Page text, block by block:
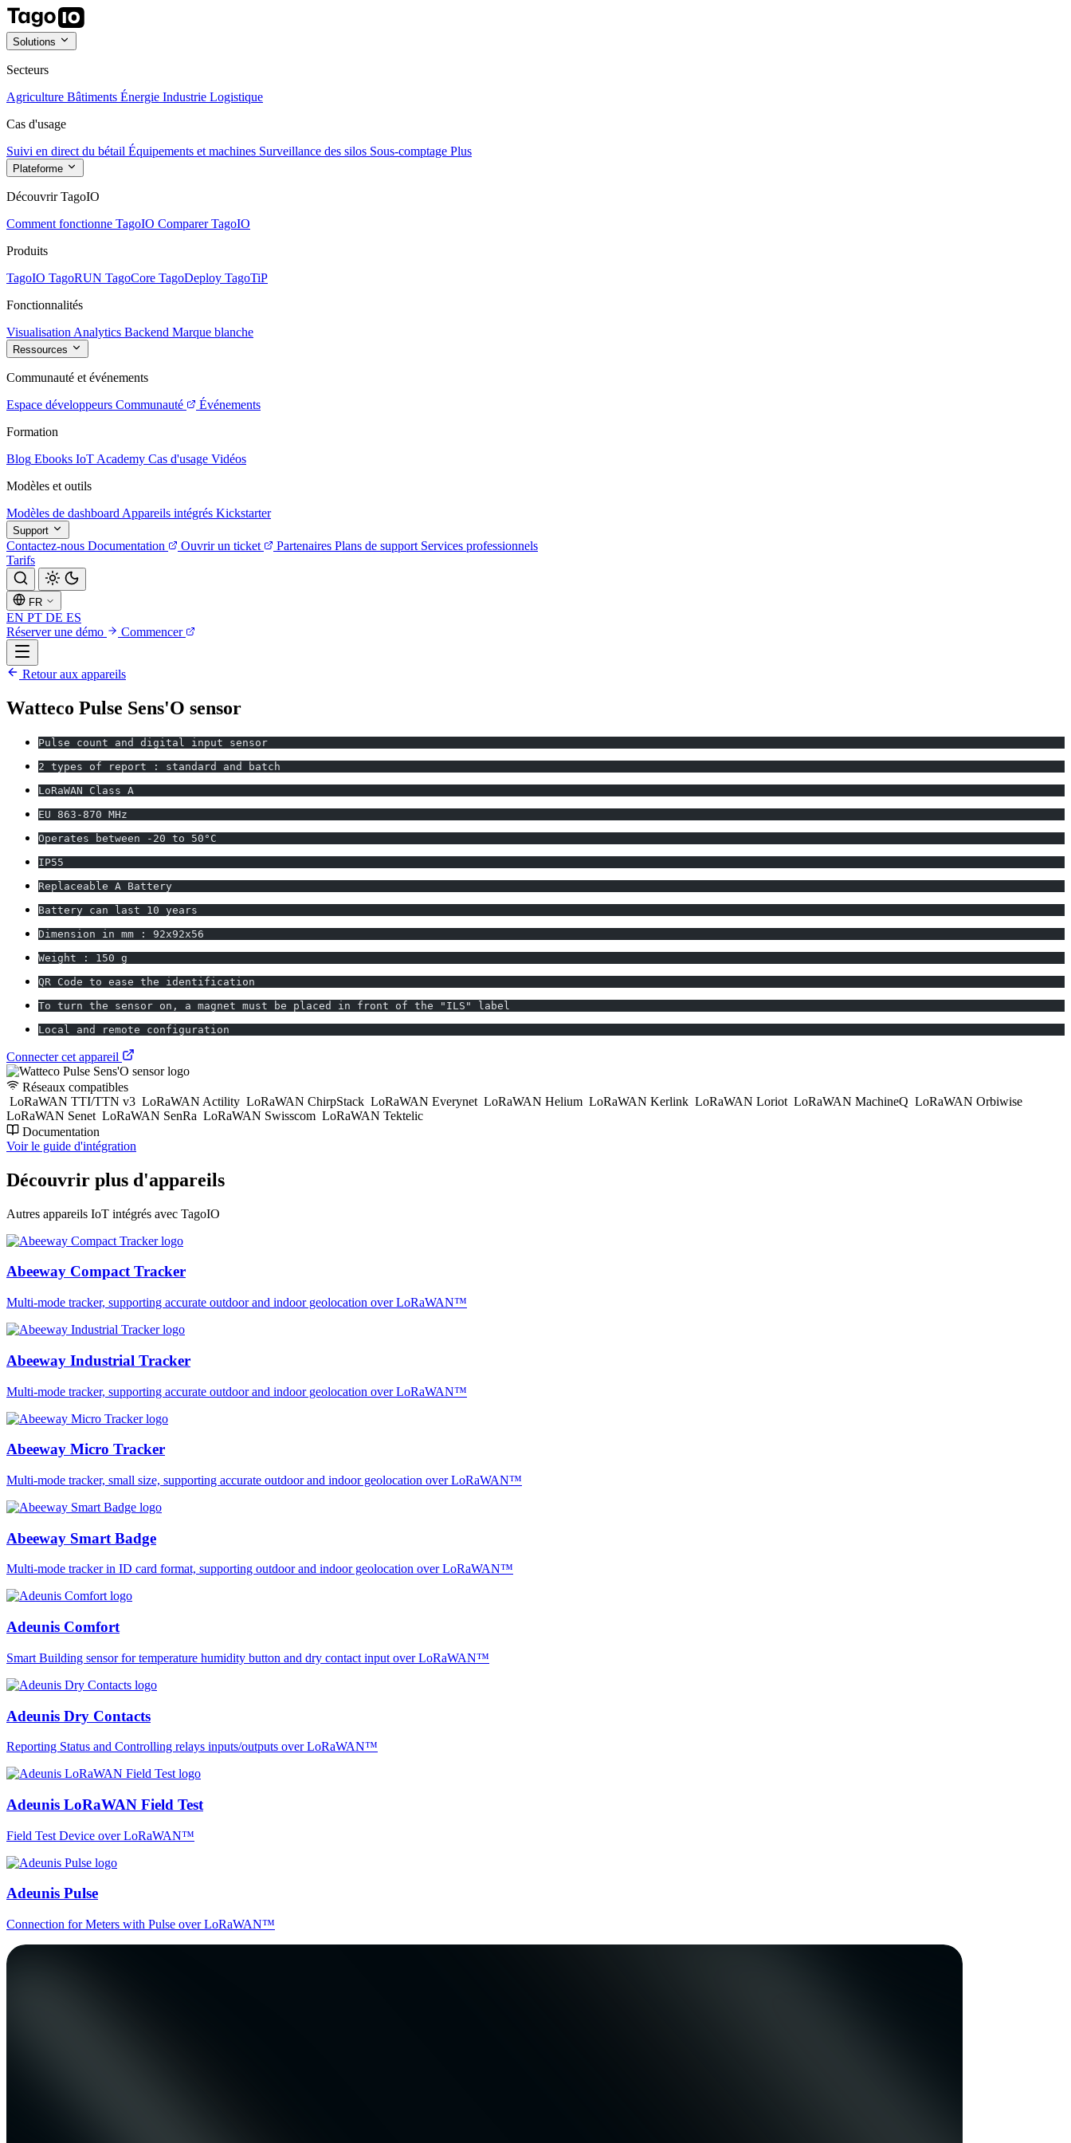
Solutions
Secteurs
Agriculture Bâtiments Énergie Industrie Logistique
Cas d'usage
Suivi en direct du bétail Équipements et machines Surveillance des silos Sous-comptage Plus
Plateforme
Découvrir TagoIO
Comment fonctionne TagoIO Comparer TagoIO
Produits
TagoIO TagoRUN TagoCore TagoDeploy TagoTiP
Fonctionnalités
Visualisation Analytics Backend Marque blanche
Ressources
Communauté et événements
Espace développeurs Communauté
Événements
Formation
Blog Ebooks IoT Academy Cas d'usage Vidéos
Modèles et outils
Modèles de dashboard Appareils intégrés Kickstarter
Support
Contactez-nous Documentation Ouvrir un ticket Partenaires Plans de support Services professionnels
Tarifs
FR
EN PT DE ES
Réserver une démo
Commencer
Retour aux appareils
Watteco Pulse Sens'O sensor
Pulse count and digital input sensor
2 types of report : standard and batch
LoRaWAN Class A
EU 863-870 MHz
Operates between -20 to 50°C
IP55
Replaceable A Battery
Battery can last 10 years
Dimension in mm : 92x92x56
Weight : 150 g
QR Code to ease the identification
To turn the sensor on, a magnet must be placed in front of the "ILS" label
Local and remote configuration
Connecter cet appareil
Réseaux compatibles
LoRaWAN TTI/TTN v3 LoRaWAN Actility LoRaWAN ChirpStack LoRaWAN Everynet LoRaWAN Helium LoRaWAN Kerlink LoRaWAN Loriot LoRaWAN MachineQ LoRaWAN Orbiwise
LoRaWAN Senet LoRaWAN SenRa LoRaWAN Swisscom LoRaWAN Tektelic
Documentation
Voir le guide d'intégration
Découvrir plus d'appareils
Autres appareils IoT intégrés avec TagoIO
Abeeway Compact Tracker
Multi-mode tracker, supporting accurate outdoor and indoor geolocation over LoRaWAN™
Abeeway Industrial Tracker
Multi-mode tracker, supporting accurate outdoor and indoor geolocation over LoRaWAN™
Abeeway Micro Tracker
Multi-mode tracker, small size, supporting accurate outdoor and indoor geolocation over LoRaWAN™
Abeeway Smart Badge
Multi-mode tracker in ID card format, supporting outdoor and indoor geolocation over LoRaWAN™
Adeunis Comfort
Smart Building sensor for temperature humidity button and dry contact input over LoRaWAN™
Adeunis Dry Contacts
Reporting Status and Controlling relays inputs/outputs over LoRaWAN™
Adeunis LoRaWAN Field Test
Field Test Device over LoRaWAN™
Adeunis Pulse
Connection for Meters with Pulse over LoRaWAN™